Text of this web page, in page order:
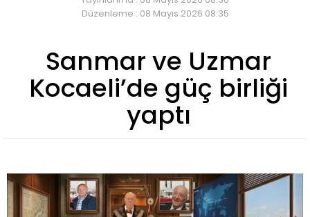
Düzenleme : 08 Mayıs 2026 08:35
Sanmar ve Uzmar
Kocaeli’de güç birliği
yaptı